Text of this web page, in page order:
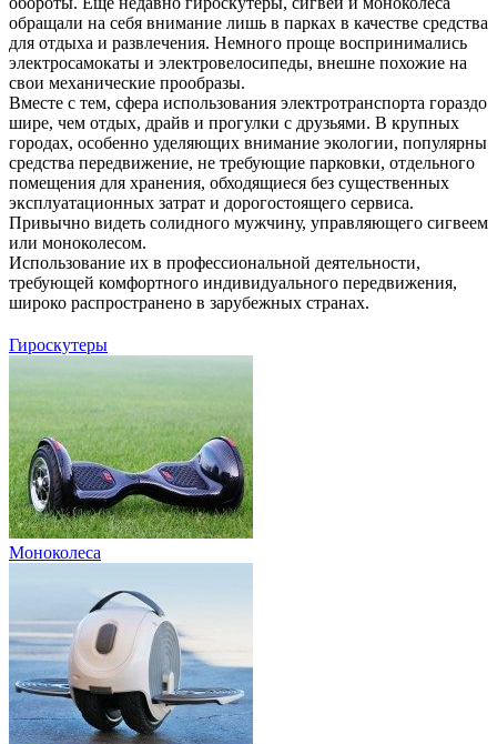
обращали на себя внимание лишь в парках в качестве средства
для отдыха и развлечения. Немного проще воспринимались
электросамокаты и электровелосипеды, внешне похожие на
свои механические прообразы.
Вместе с тем, сфера использования электротранспорта гораздо
шире, чем отдых, драйв и прогулки с друзьями. В крупных
городах, особенно уделяющих внимание экологии, популярны
средства передвижение, не требующие парковки, отдельного
помещения для хранения, обходящиеся без существенных
эксплуатационных затрат и дорогостоящего сервиса.
Привычно видеть солидного мужчину, управляющего сигвеем
или моноколесом.
Использование их в профессиональной деятельности,
требующей комфортного индивидуального передвижения,
широко распространено в зарубежных странах.
Гироскутеры
Моноколеса